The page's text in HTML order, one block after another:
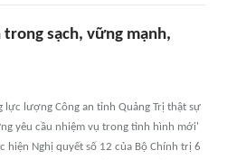
sạch, vững mạnh,
lực lượng Công an tỉnh Quảng Trị thật sự
yêu cầu nhiệm vụ trong tình hình mới'
hiện Nghị quyết số 12 của Bộ Chính trị 6